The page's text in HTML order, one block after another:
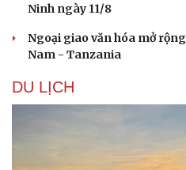
Ninh ngày 11/8
Ngoại giao văn hóa mở
Nam - Tanzania
DU LỊCH